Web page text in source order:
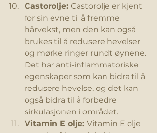
Castorolje: Castorolje er kjent
for sin evne til å fremme
hårvekst, men den kan også
brukes til å redusere hevelser
og mørke ringer rundt øynene.
Det har anti-inflammatoriske
egenskaper som kan bidra til å
redusere hevelse, og det kan
også bidra til å forbedre
sirkulasjonen i området.
Vitamin E olje: Vitamin E olje